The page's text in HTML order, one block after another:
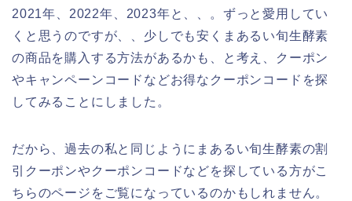
2021年、2022年、2023年と、、。ずっと愛用してい
くと思うのですが、、少しでも安くまあるい旬生酵素
の商品を購入する方法があるかも、と考え、クーポン
やキャンペーンコードなどお得なクーポンコードを探
してみることにしました。
だから、過去の私と同じようにまあるい旬生酵素の割
引クーポンやクーポンコードなどを探している方がこ
ちらのページをご覧になっているのかもしれません。